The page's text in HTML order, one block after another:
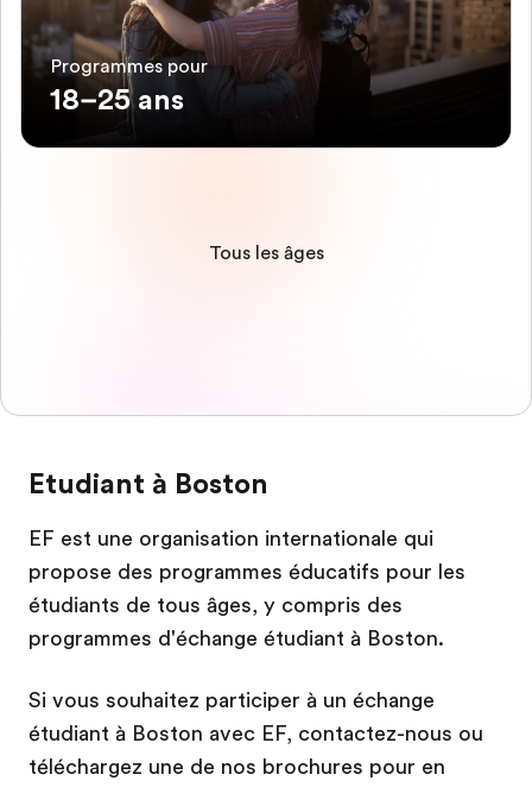
Programmes pour
18–25 ans
Tous les âges
Etudiant à Boston
EF est une organisation internationale qui
propose des programmes éducatifs pour les
étudiants de tous âges, y compris des
programmes d'échange étudiant à Boston.
Si vous souhaitez participer à un échange
étudiant à Boston avec EF, contactez-nous ou
téléchargez une de nos brochures pour en